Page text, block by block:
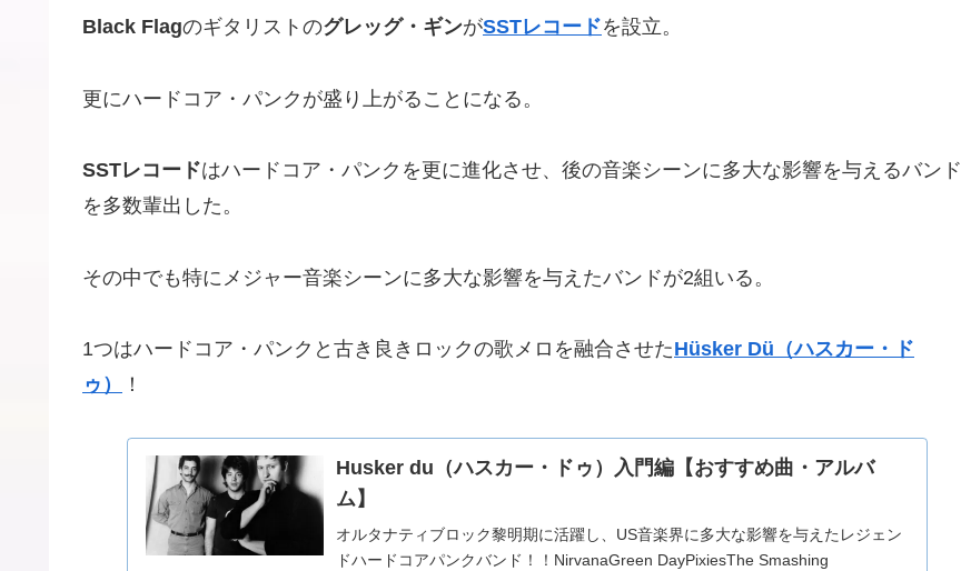
Black Flagのギタリストのグレッグ・ギンがSSTレコードを設立。
更にハードコア・パンクが盛り上がることになる。
SSTレコードはハードコア・パンクを更に進化させ、後の音楽シーンに多大な影響を与えるバンド
を多数輩出した。
その中でも特にメジャー音楽シーンに多大な影響を与えたバンドが2組いる。
1つはハードコア・パンクと古き良きロックの歌メロを融合させたHüsker Dü（ハスカー・ド
ゥ）
！
Husker du（ハスカー・ドゥ）入門編【おすすめ曲・アルバ
ム】
オルタナティブロック黎明期に活躍し、US音楽界に多大な影響を与えたレジェン
ドハードコアパンクバンド！！NirvanaGreen DayPixiesThe Smashing